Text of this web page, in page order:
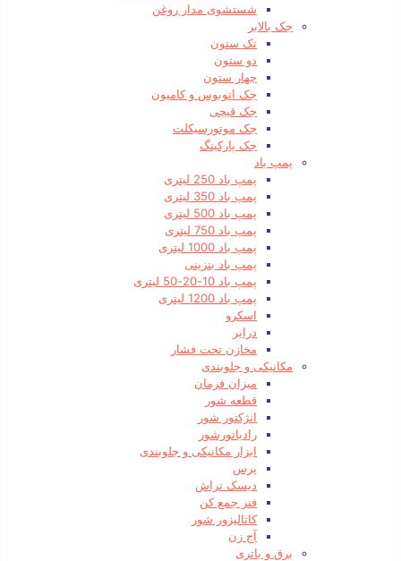
شستشوی مدار روغن
جک بالابر
تک ستون
دو ستون
چهار ستون
جک اتوبوس و کامیون
جک قیچی
جک موتورسیکلت
جک پارکینگ
پمپ باد
پمپ باد 250 لیتری
پمپ باد 350 لیتری
پمپ باد 500 لیتری
پمپ باد 750 لیتری
پمپ باد 1000 لیتری
پمپ باد بنزینی
پمپ باد 10-20-50 لیتری
پمپ باد 1200 لیتری
اسکرو
درایر
مخازن تحت فشار
مکانیکی و جلوبندی
میزان فرمان
قطعه شور
انژکتور شور
رادیاتورشور
ابزار مکانیکی و جلوبندی
پرس
دیسک تراش
فنر جمع کن
کاتالیزور شور
آج زن
برق و باتری